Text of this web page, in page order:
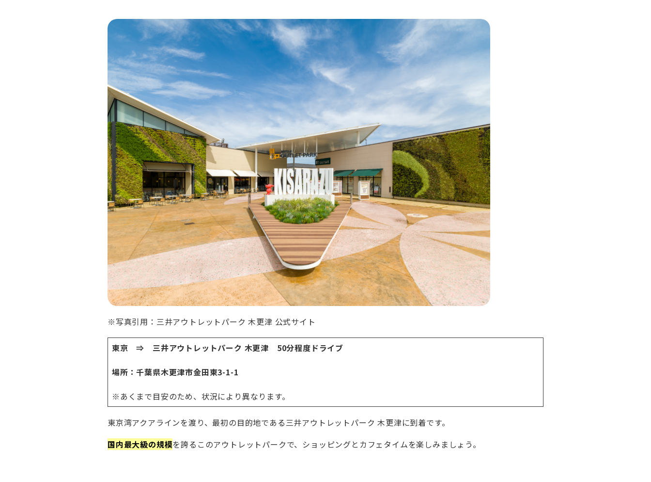
※写真引用： 三井アウトレットパーク 木更津 公式サイト
東京 ⇒ 三井アウトレットパーク 木更津 50分程度ドライブ
場所：千葉県木更津市金田東3-1-1
※あくまで目安のため、状況により異なります。
東京湾アクアラインを渡り、最初の目的地である三井アウトレットパーク 木更津に到着です。
国内最大級の規模を誇るこのアウトレットパークで、ショッピングとカフェタイムを楽しみましょう。